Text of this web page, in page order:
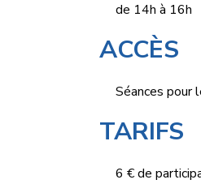
de 14h à 16h
ACCÈS
Séances pour
TARIFS
6 € de